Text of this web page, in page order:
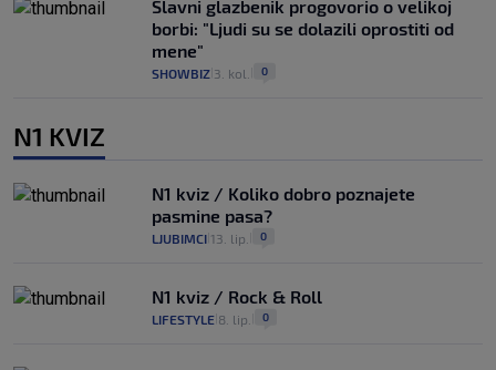
Slavni glazbenik progovorio o velikoj
borbi: "Ljudi su se dolazili oprostiti od
mene"
SHOWBIZ 3. kol. 0
N1 KVIZ
N1 kviz / Koliko dobro poznajete
pasmine pasa?
LJUBIMCI 13. lip. 0
N1 kviz / Rock & Roll
LIFESTYLE 8. lip. 0